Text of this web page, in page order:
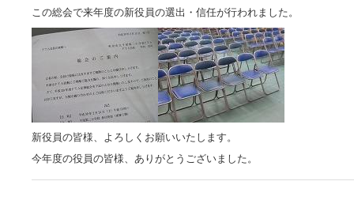
この総会で来年度の新役員の選出・信任が行われました。
新役員の皆様、よろしくお願いいたします。
今年度の役員の皆様、ありがとうございました。